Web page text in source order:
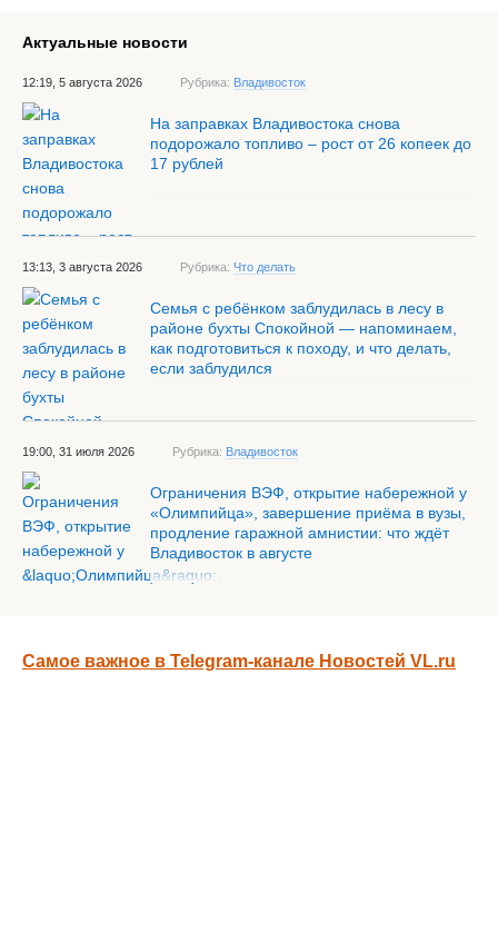
Актуальные новости
12:19, 5 августа 2026 Рубрика: Владивосток
На заправках Владивостока снова
подорожало топливо – рост от 26 копеек до
17 рублей
13:13, 3 августа 2026 Рубрика: Что делать
Семья с ребёнком заблудилась в лесу в
районе бухты Спокойной — напоминаем,
как подготовиться к походу, и что делать,
если заблудился
19:00, 31 июля 2026 Рубрика: Владивосток
Ограничения ВЭФ, открытие набережной у
«Олимпийца», завершение приёма в вузы,
продление гаражной амнистии: что ждёт
Владивосток в августе
Самое важное в Telegram-канале Новостей VL.ru